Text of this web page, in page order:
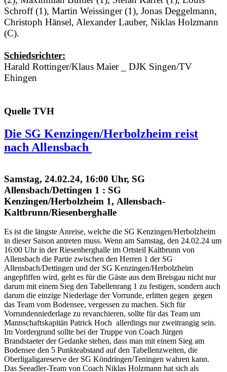
Schroff (1), Martin Weissinger (1), Jonas Deggelmann,
Christoph Hänsel, Alexander Lauber, Niklas Holzmann
(C).
Schiedsrichter:
Harald Rottinger/Klaus Maier _ DJK Singen/TV
Ehingen
Quelle TVH
Die SG Kenzingen/Herbolzheim reist
nach Allensbach
Samstag, 24.02.24, 16:00 Uhr, SG
Allensbach/Dettingen 1 : SG
Kenzingen/Herbolzheim 1, Allensbach-
Kaltbrunn/Riesenberghalle
Es ist die längste Anreise, welche die SG Kenzingen/Herbolzheim
in dieser Saison antreten muss. Wenn am Samstag, den 24.02.24 um
16:00 Uhr in der Riesenberghalle im Ortsteil Kaltbrunn von
Allensbach die Partie zwischen den Herren 1 der SG
Allensbach/Dettingen und der SG Kenzingen/Herbolzheim
angepfiffen wird, geht es für die Gäste aus dem Breisgau nicht nur
darum mit einem Sieg den Tabellenrang 1 zu festigen, sondern auch
darum die einzige Niederlage der Vorrunde, erlitten gegen gegen
das Team vom Bodensee, vergessen zu machen. Sich für
Vorrundenniederlage zu revanchieren, sollte für das Team um
Mannschaftskapitän Patrick Hoch allerdings nur zweitrangig sein.
Im Vordergrund sollte bei der Truppe von Coach Jürgen
Brandstaeter der Gedanke stehen, dass man mit einem Sieg am
Bodensee den 5 Punkteabstand auf den Tabellenzweiten, die
Oberligaligareserve der SG Köndringen/Teningen wahren kann.
Das Seeadler-Team von Coach Niklas Holzmann hat sich als